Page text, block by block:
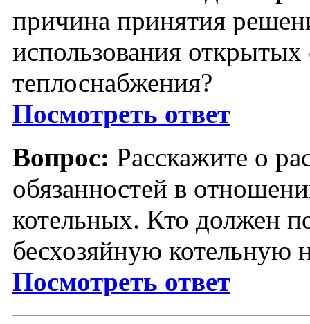
причина принятия
использования открытых
теплоснабжения?
Посмотреть ответ
Вопрос: Расскажите о
обязанностей в
котельных. Кто должен
бесхозяйную котельную
Посмотреть ответ